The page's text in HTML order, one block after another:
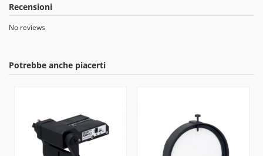
Recensioni
No reviews
Potrebbe anche piacerti